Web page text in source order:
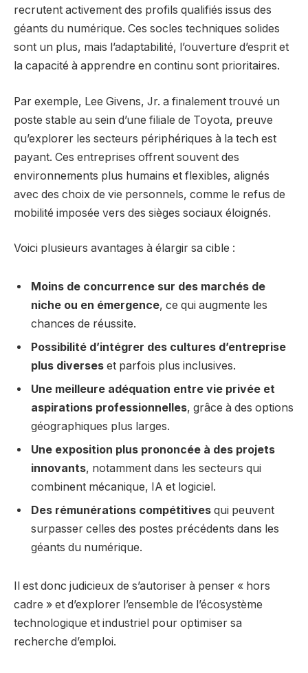
recrutent activement des profils qualifiés issus des
géants du numérique. Ces socles techniques solides
sont un plus, mais l’adaptabilité, l’ouverture d’esprit et
la capacité à apprendre en continu sont prioritaires.
Par exemple, Lee Givens, Jr. a finalement trouvé un
poste stable au sein d’une filiale de Toyota, preuve
qu’explorer les secteurs périphériques à la tech est
payant. Ces entreprises offrent souvent des
environnements plus humains et flexibles, alignés
avec des choix de vie personnels, comme le refus de
mobilité imposée vers des sièges sociaux éloignés.
Voici plusieurs avantages à élargir sa cible :
Moins de concurrence sur des marchés de
niche ou en émergence, ce qui augmente les
chances de réussite.
Possibilité d’intégrer des cultures d’entreprise
plus diverses et parfois plus inclusives.
Une meilleure adéquation entre vie privée et
aspirations professionnelles, grâce à des options
géographiques plus larges.
Une exposition plus prononcée à des projets
innovants, notamment dans les secteurs qui
combinent mécanique, IA et logiciel.
Des rémunérations compétitives qui peuvent
surpasser celles des postes précédents dans les
géants du numérique.
Il est donc judicieux de s’autoriser à penser « hors
cadre » et d’explorer l’ensemble de l’écosystème
technologique et industriel pour optimiser sa
recherche d’emploi.